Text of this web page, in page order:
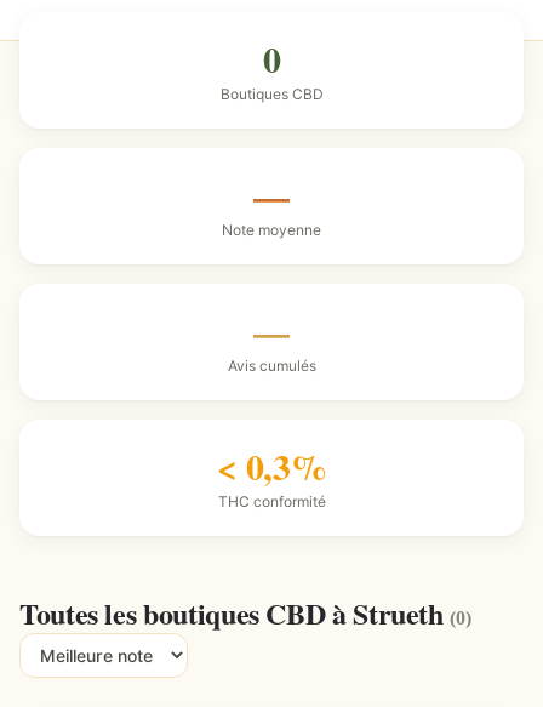
0
Boutiques CBD
—
Note moyenne
—
Avis cumulés
< 0,3%
THC conformité
Toutes les boutiques CBD à Strueth(0)